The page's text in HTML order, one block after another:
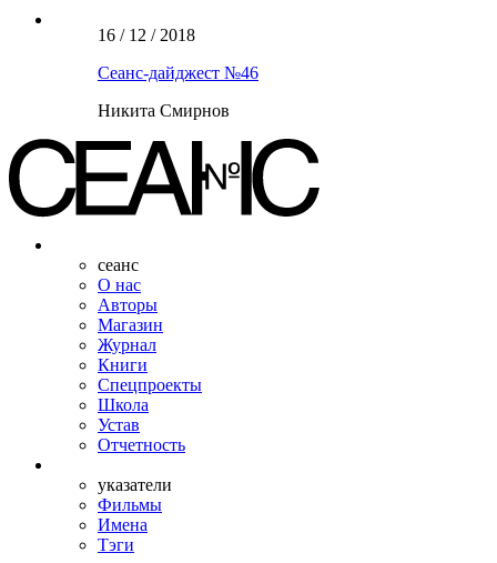
16 / 12 / 2018
Сеанс-дайджест №46
Никита Смирнов
сеанс
О нас
Авторы
Магазин
Журнал
Книги
Спецпроекты
Школа
Устав
Отчетность
указатели
Фильмы
Имена
Тэги